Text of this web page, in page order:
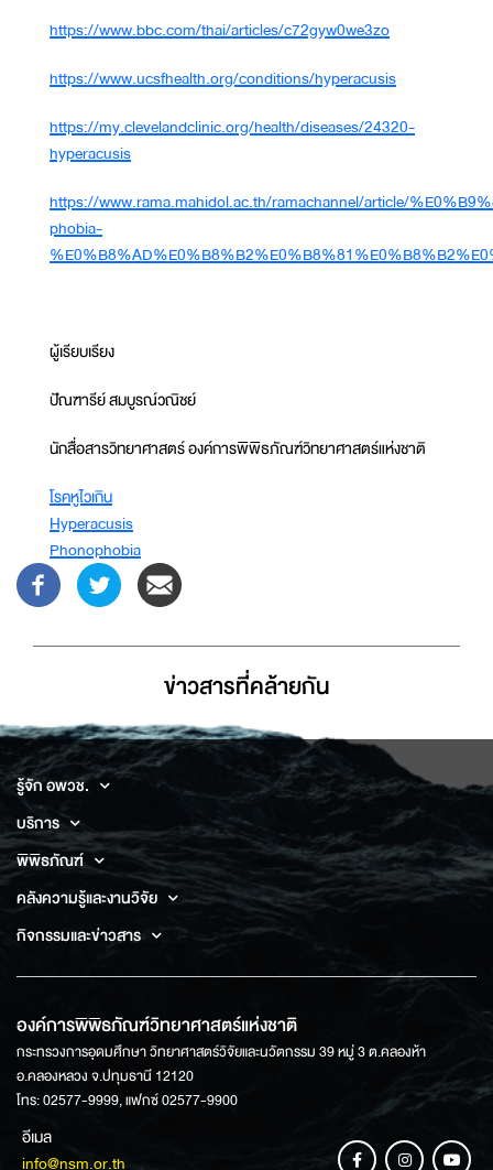
https://www.bbc.com/thai/articles/c72gyw0we3zo
https://www.ucsfhealth.org/conditions/hyperacusis
https://my.clevelandclinic.org/health/diseases/24320-
hyperacusis
https://www.rama.mahidol.ac.th/ramachannel/article/
phobia-
ผู้เรียบเรียง
ปัณฑารีย์ สมบูรณ์วณิชย์
นักสื่อสารวิทยาศาสตร์ องค์การพิพิธภัณฑ์วิทยาศาสตร์แห่งชาติ
โรคหูไวเกิน
Hyperacusis
Phonophobia
ข่าวสารที่่คล้ายกัน
รู้จัก อพวช.
บริการ
พิพิธภัณฑ์
คลังความรู้และงานวิจัย
กิจกรรมและข่าวสาร
องค์การพิพิธภัณฑ์วิทยาศาสตร์แห่งชาติ
กระทรวงการอุดมศึกษา วิทยาศาสตร์วิจัยและนวัตกรรม 39 หมู่ 3 ต.คลองห้า
อ.คลองหลวง จ.ปทุมธานี 12120
โทร: 02577-9999, แฟกซ์ 02577-9900
อีเมล
info@nsm.or.th